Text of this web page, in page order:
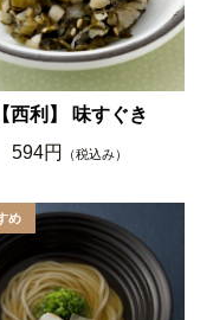
【西利】 味すぐき
594円
（税込み）